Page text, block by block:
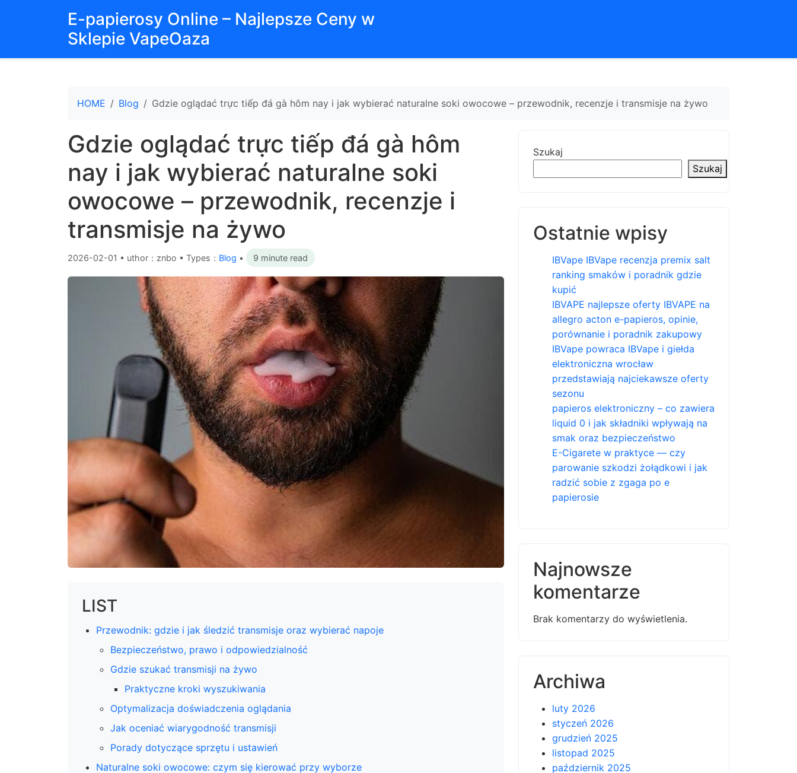
E-papierosy Online – Najlepsze Ceny w
Sklepie VapeOaza
HOME Blog Gdzie oglądać trực tiếp đá gà hôm nay i jak wybierać naturalne soki owocowe – przewodnik, recenzje i transmisje na żywo
Gdzie oglądać trực tiếp đá gà hôm
nay i jak wybierać naturalne soki
owocowe – przewodnik, recenzje i
transmisje na żywo
2026-02-01 • uthor：znbo • Types： Blog • 9 minute read
LIST
Przewodnik: gdzie i jak śledzić transmisje oraz wybierać napoje
Bezpieczeństwo, prawo i odpowiedzialność
Gdzie szukać transmisji na żywo
Praktyczne kroki wyszukiwania
Optymalizacja doświadczenia oglądania
Jak oceniać wiarygodność transmisji
Porady dotyczące sprzętu i ustawień
Naturalne soki owocowe: czym się kierować przy wyborze
Szukaj
Szukaj
Ostatnie wpisy
IBVape IBVape recenzja premix salt
ranking smaków i poradnik gdzie
kupić
IBVAPE najlepsze oferty IBVAPE na
allegro acton e-papieros, opinie,
porównanie i poradnik zakupowy
IBVape powraca IBVape i giełda
elektroniczna wrocław
przedstawiają najciekawsze oferty
sezonu
papieros elektroniczny – co zawiera
liquid 0 i jak składniki wpływają na
smak oraz bezpieczeństwo
E-Cigarete w praktyce — czy
parowanie szkodzi żołądkowi i jak
radzić sobie z zgaga po e
papierosie
Najnowsze
komentarze
Brak komentarzy do wyświetlenia.
Archiwa
luty 2026
styczeń 2026
grudzień 2025
listopad 2025
październik 2025